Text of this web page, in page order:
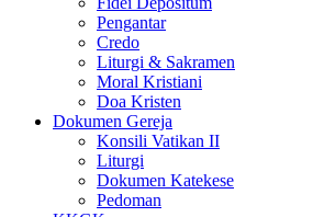
Pengantar
Credo
Liturgi & Sakramen
Moral Kristiani
Doa Kristen
Dokumen Gereja
Konsili Vatikan II
Liturgi
Dokumen Katekese
Pedoman